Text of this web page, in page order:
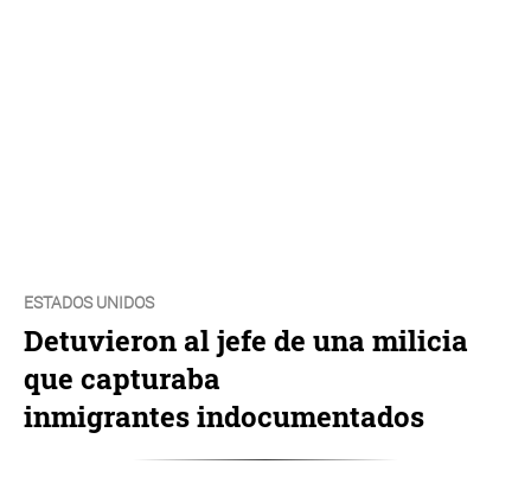
ESTADOS UNIDOS
Detuvieron al jefe de una milicia
que capturaba
inmigrantes indocumentados